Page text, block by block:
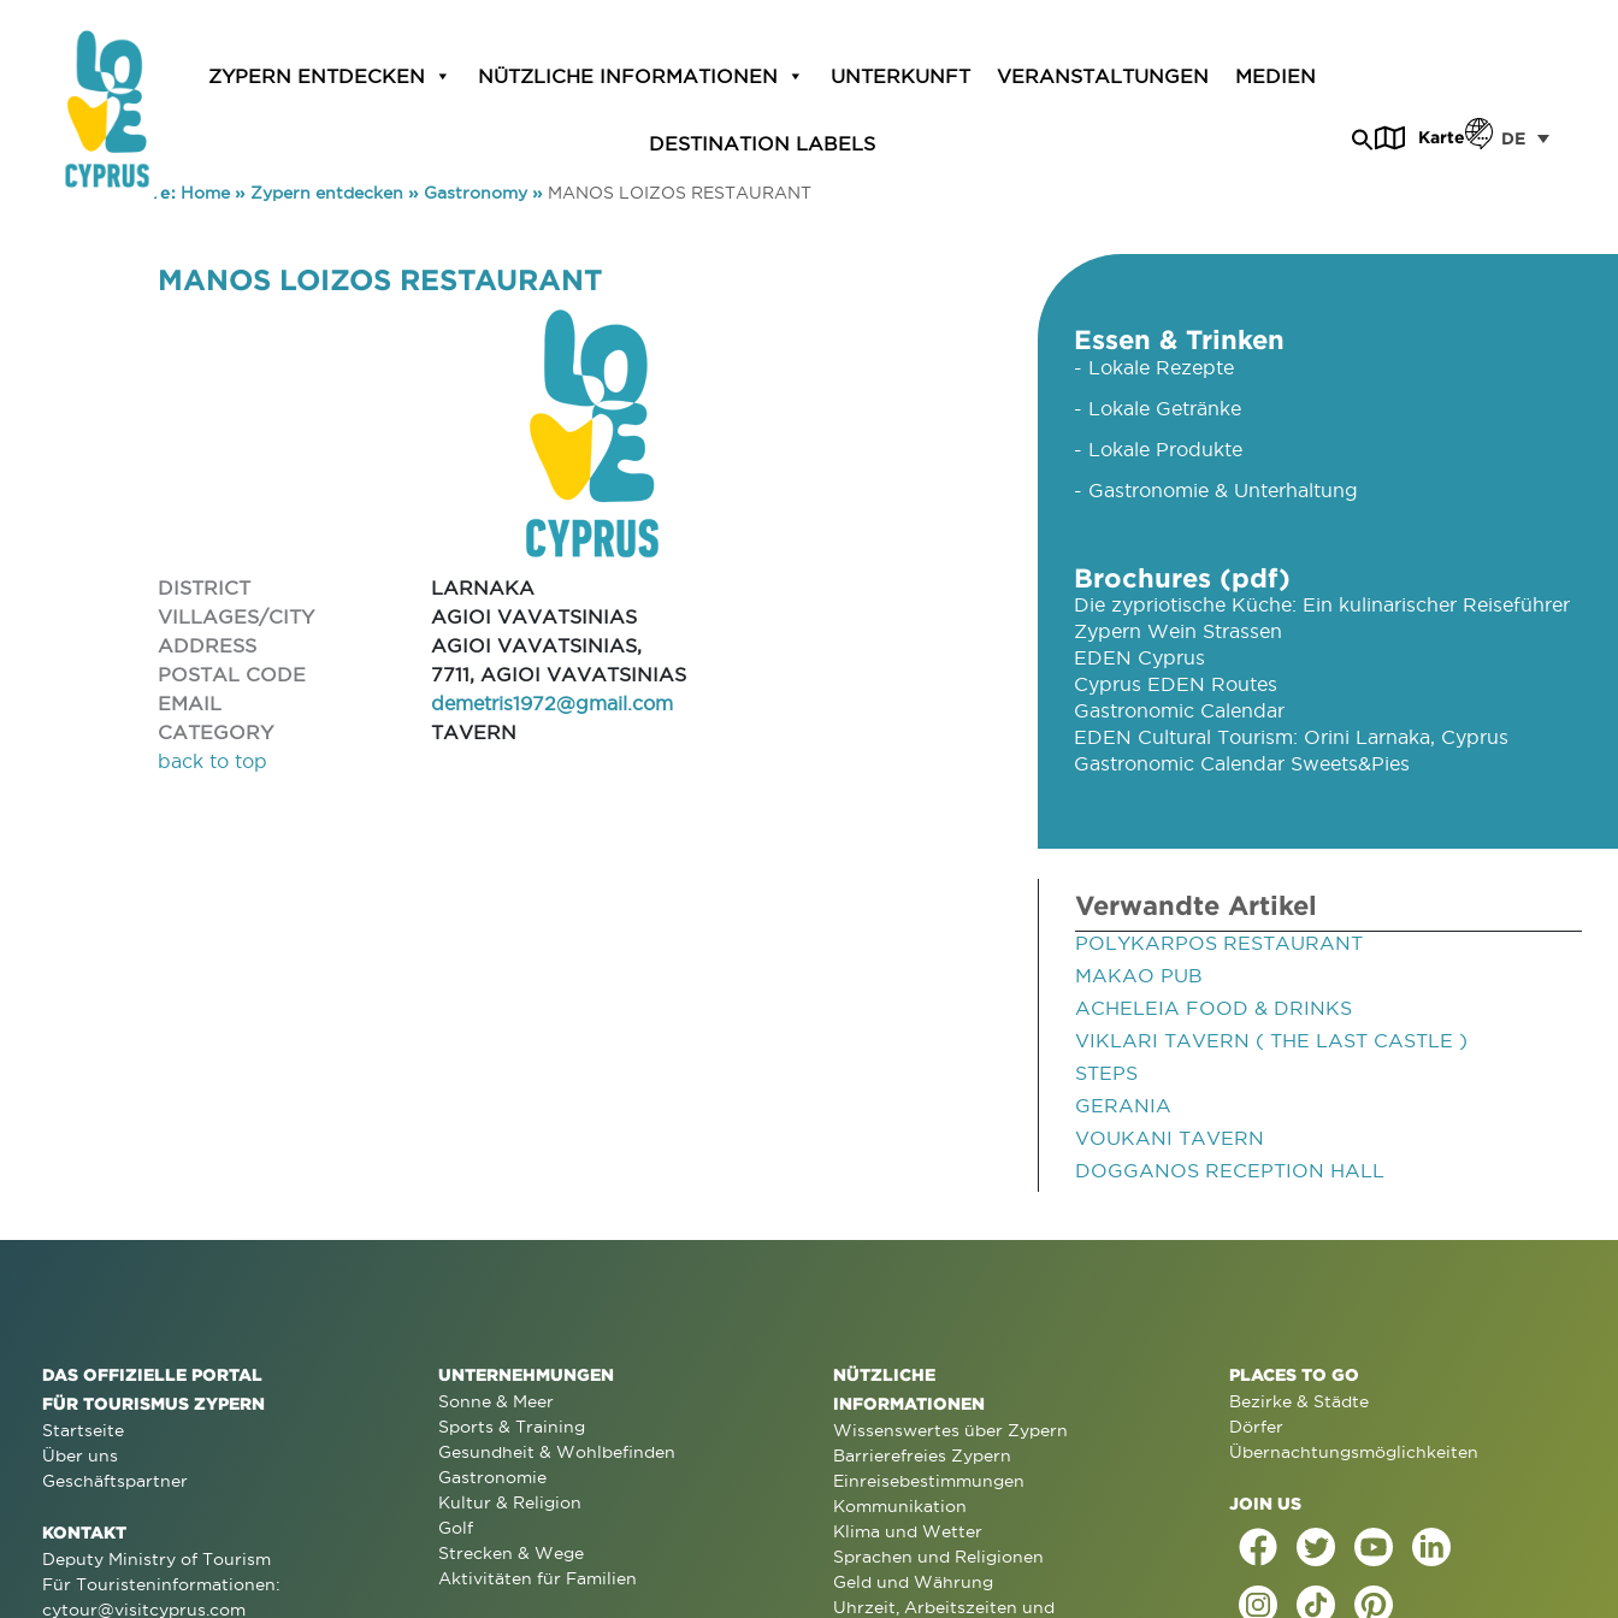
ZYPERN ENTDECKEN NÜTZLICHE INFORMATIONEN UNTERKUNFT VERANSTALTUNGEN MEDIEN
DESTINATION LABELS Karte DE
You are here: Home» Zypern entdecken » Gastronomy» MANOS LOIZOS RESTAURANT
MANOS LOIZOS RESTAURANT
DISTRICT
LARNAKA
VILLAGES/CITY
AGIOI VAVATSINIAS
ADDRESS
AGIOI VAVATSINIAS,
POSTAL CODE
7711, AGIOI VAVATSINIAS
EMAIL
demetris1972@gmail.com
CATEGORY
TAVERN
back to top
Essen & Trinken
- Lokale Rezepte
- Lokale Getränke
- Lokale Produkte
- Gastronomie & Unterhaltung
Brochures (pdf)
Die zypriotische Küche: Ein kulinarischer Reiseführer
Zypern Wein Strassen
EDEN Cyprus
Cyprus EDEN Routes
Gastronomic Calendar
EDEN Cultural Tourism: Orini Larnaka, Cyprus
Gastronomic Calendar Sweets&Pies
Verwandte Artikel
POLYKARPOS RESTAURANT
MAKAO PUB
ACHELEIA FOOD & DRINKS
VIKLARI TAVERN ( THE LAST CASTLE )
STEPS
GERANIA
VOUKANI TAVERN
DOGGANOS RECEPTION HALL
DAS OFFIZIELLE PORTAL
FÜR TOURISMUS ZYPERN
Startseite
Über uns
Geschäftspartner
KONTAKT
Deputy Ministry of Tourism
Für Touristeninformationen:
cytour@visitcyprus.com
UNTERNEHMUNGEN
Sonne & Meer
Sports & Training
Gesundheit & Wohlbefinden
Gastronomie
Kultur & Religion
Golf
Strecken & Wege
Aktivitäten für Familien
NÜTZLICHE
INFORMATIONEN
Wissenswertes über Zypern
Barrierefreies Zypern
Einreisebestimmungen
Kommunikation
Klima und Wetter
Sprachen und Religionen
Geld und Währung
Uhrzeit, Arbeitszeiten und
PLACES TO GO
Bezirke & Städte
Dörfer
Übernachtungsmöglichkeiten
JOIN US